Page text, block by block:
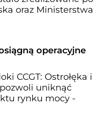
oraz Ministerstwa
operacyjne
CCGT: Ostrołęka i
uniknąć
rynku mocy -